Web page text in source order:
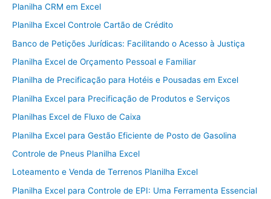
Planilha CRM em Excel
Planilha Excel Controle Cartão de Crédito
Banco de Petições Jurídicas: Facilitando o Acesso à Justiça
Planilha Excel de Orçamento Pessoal e Familiar
Planilha de Precificação para Hotéis e Pousadas em Excel
Planilha Excel para Precificação de Produtos e Serviços
Planilhas Excel de Fluxo de Caixa
Planilha Excel para Gestão Eficiente de Posto de Gasolina
Controle de Pneus Planilha Excel
Loteamento e Venda de Terrenos Planilha Excel
Planilha Excel para Controle de EPI: Uma Ferramenta Essencial